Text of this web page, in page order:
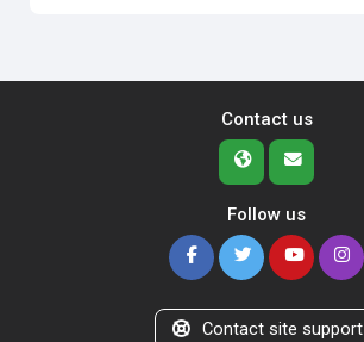
Contact us
Follow us
Contact site support